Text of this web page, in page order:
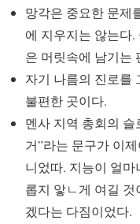
망각은 중요한 문제
에 지우지는 않는다
은 머릿속에 남기는
자기 나름의 진로를
불편한 곳이다.
멘사 지역 총회의
거”라는 문구가 이
니었따. 지능이 얼
롭지 앟ㄴ게 여길
겠다는 다짐이었다.